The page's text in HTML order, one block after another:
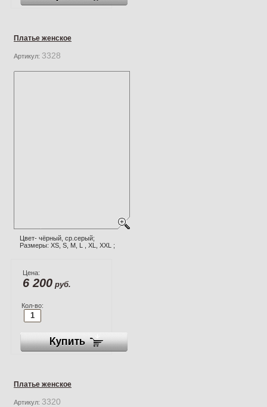
Платье женское
Артикул: 3328
Цвет- чёрный, ср.серый;
Размеры: XS, S, M, L , XL, XXL ;
Цена:
6 200 руб.
Кол-во:
Платье женское
Артикул: 3320